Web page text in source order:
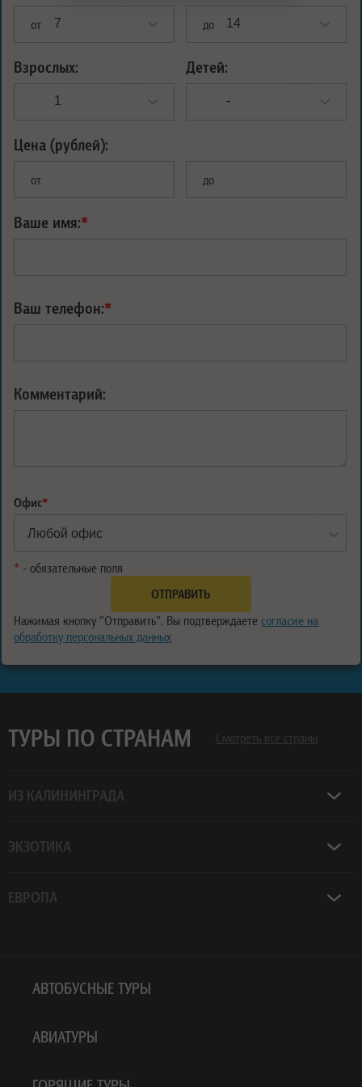
от до
Взрослых: Детей:
Цена (рублей):
от до
Ваше имя:*
Ваш телефон:*
Комментарий:
Офис*
* - обязательные поля
Нажимая кнопку "Отправить", Вы подтверждаете согласие на
обработку персональных данных
ТУРЫ ПО СТРАНАМ Смотреть все страны
ИЗ КАЛИНИНГРАДА
ЭКЗОТИКА
ЕВРОПА
АВТОБУСНЫЕ ТУРЫ
АВИАТУРЫ